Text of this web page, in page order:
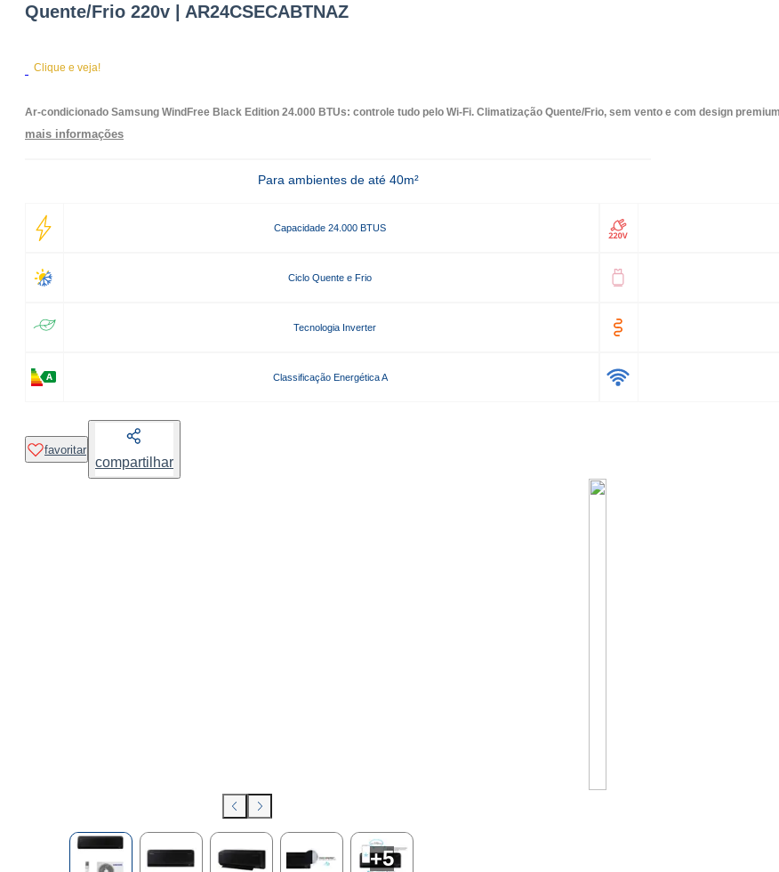
Quente/Frio 220v | AR24CSECABTNAZ
Clique e veja!
Ar-condicionado Samsung WindFree Black Edition 24.000 BTUs: controle tudo pelo Wi-Fi. Climatização Quente/Frio, sem vento e com design
mais informações
Para ambientes de até 40m²
Capacidade 24.000 BTUS
Ciclo Quente e Frio
Tecnologia Inverter
Classificação Energética A
favoritar
compartilhar
+5